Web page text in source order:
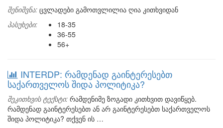
შენიშვნა: ცვლადები გამოთვლილია ღია კითხვიდან
პასუხები:
18-35
36-55
56+
INTERDP: რამდენად გაინტერესებთ
საქართველოს შიდა პოლიტიკა?
შეკითხვის ტექსტი: რამდენიმე ზოგადი კითხვით დავიწყებ.
რამდენად გაინტერესებთ ან არ გაინტერესებთ საქართველოს
შიდა პოლიტიკა? თქვენ ის …